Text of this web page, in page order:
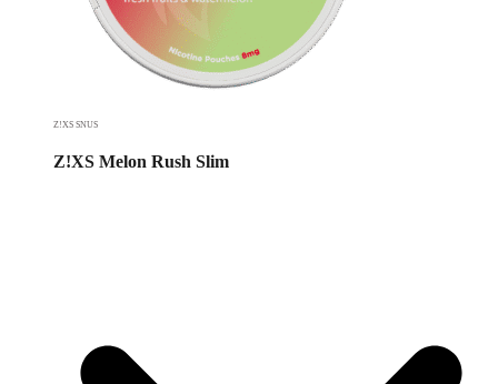
Z!XS SNUS
Z!XS Melon Rush Slim